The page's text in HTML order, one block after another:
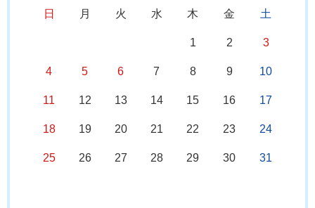
日 月 火 水 木 金 土
1 2 3
4 5 6 7 8 9 10
11 12 13 14 15 16 17
18 19 20 21 22 23 24
25 26 27 28 29 30 31